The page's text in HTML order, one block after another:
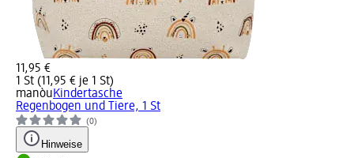
11,95 €
1 St (11,95 € je 1 St)
manòuKindertasche
Regenbogen und Tiere, 1 St
(0)
Hinweise